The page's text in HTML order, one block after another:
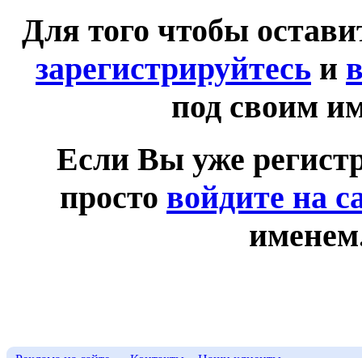
Для того чтобы
зарегистрируйтесь и
под своим
Если Вы уже
просто войдите на